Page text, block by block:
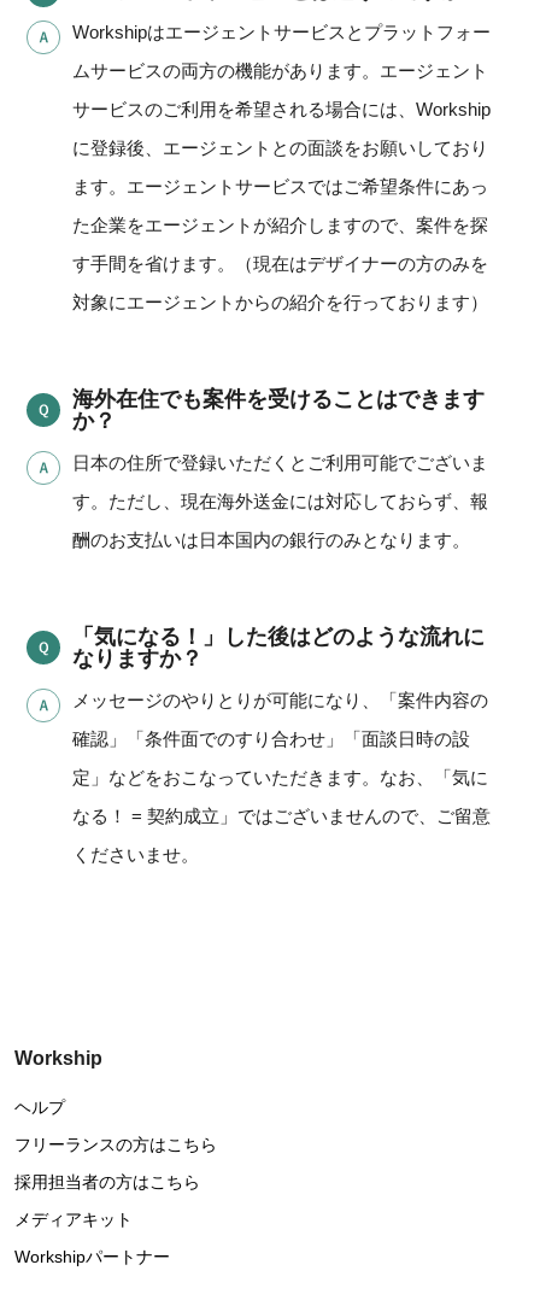
Workshipはエージェントサービスとプラットフォー
ムサービスの両方の機能があります。エージェント
サービスのご利用を希望される場合には、Workship
に登録後、エージェントとの面談をお願いしており
ます。エージェントサービスではご希望条件にあっ
た企業をエージェントが紹介しますので、案件を探
す手間を省けます。（現在はデザイナーの方のみを
対象にエージェントからの紹介を行っております）
海外在住でも案件を受けることはできます
か？
日本の住所で登録いただくとご利用可能でございま
す。ただし、現在海外送金には対応しておらず、報
酬のお支払いは日本国内の銀行のみとなります。
「気になる！」した後はどのような流れに
なりますか？
メッセージのやりとりが可能になり、「案件内容の
確認」「条件面でのすり合わせ」「面談日時の設
定」などをおこなっていただきます。なお、「気に
なる！ = 契約成立」ではございませんので、ご留意
くださいませ。
Workship
ヘルプ
フリーランスの方はこちら
採用担当者の方はこちら
メディアキット
Workshipパートナー